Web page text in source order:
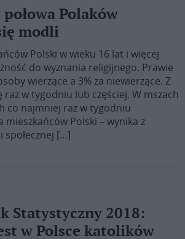
połowa Polaków
modli
Polski w wieku 16 lat i więcej
do wyznania religijnego. Prawie
wierzące a 3% za niewierzące. Z
raz w tygodniu lub częściej. W mszach
co najmniej raz w tygodniu
mieszkańców Polski – wynika z
społecznej […]
Statystyczny 2018:
w Polsce katolików